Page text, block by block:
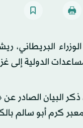
البريطاني،
الدولية إلى
البيان الصادر
كرم أبو سالم